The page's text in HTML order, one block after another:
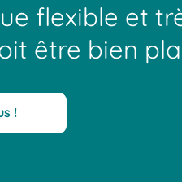
flexible et
être bien
!